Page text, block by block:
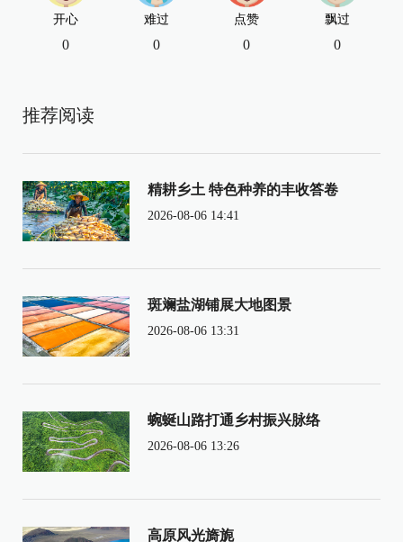
开心
0
难过
0
点赞
0
飘过
0
推荐阅读
精耕乡土 特色种养的丰收答卷
2026-08-06 14:41
斑斓盐湖铺展大地图景
2026-08-06 13:31
蜿蜒山路打通乡村振兴脉络
2026-08-06 13:26
高原风光旖旎